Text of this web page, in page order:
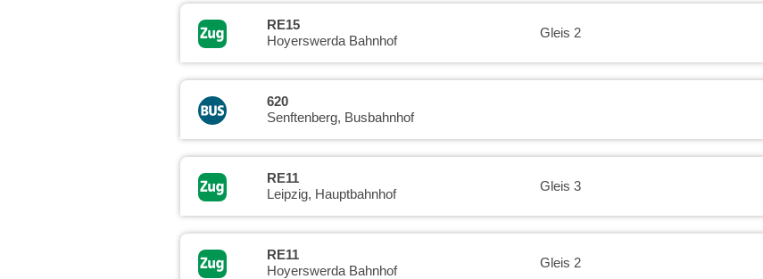
RE15
Hoyerswerda Bahnhof
Gleis 2
620
Senftenberg, Busbahnhof
RE11
Leipzig, Hauptbahnhof
Gleis 3
RE11
Hoyerswerda Bahnhof
Gleis 2